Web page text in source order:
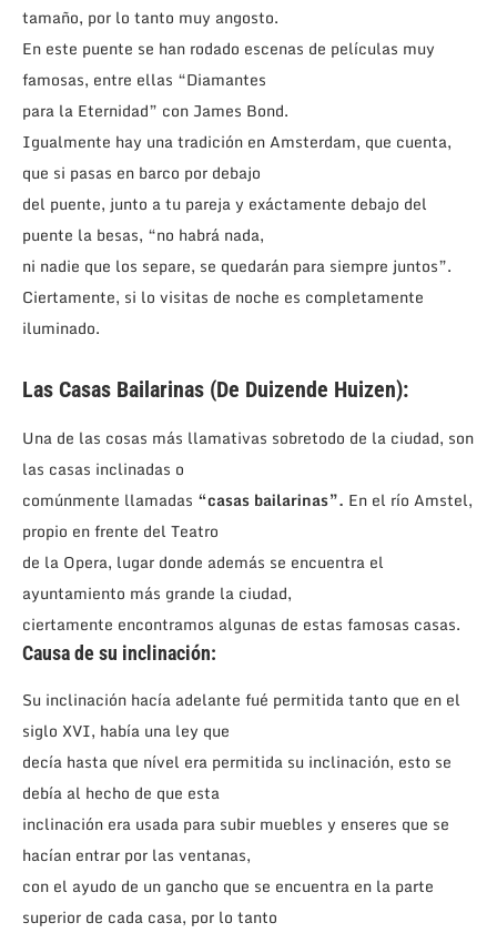
tamaño, por lo tanto muy angosto.
En este puente se han rodado escenas de películas muy
famosas, entre ellas “Diamantes
para la Eternidad” con James Bond.
Igualmente hay una tradición en Amsterdam, que cuenta,
que si pasas en barco por debajo
del puente, junto a tu pareja y exáctamente debajo del
puente la besas, “no habrá nada,
ni nadie que los separe, se quedarán para siempre juntos”.
Ciertamente, si lo visitas de noche es completamente
iluminado.
Las Casas Bailarinas (De Duizende Huizen):
Una de las cosas más llamativas sobretodo de la ciudad, son
las casas inclinadas o
comúnmente llamadas “casas bailarinas”. En el río Amstel,
propio en frente del Teatro
de la Opera, lugar donde además se encuentra el
ayuntamiento más grande la ciudad,
ciertamente encontramos algunas de estas famosas casas.
Causa de su inclinación:
Su inclinación hacía adelante fué permitida tanto que en el
siglo XVI, había una ley que
decía hasta que nível era permitida su inclinación, esto se
debía al hecho de que esta
inclinación era usada para subir muebles y enseres que se
hacían entrar por las ventanas,
con el ayudo de un gancho que se encuentra en la parte
superior de cada casa, por lo tanto